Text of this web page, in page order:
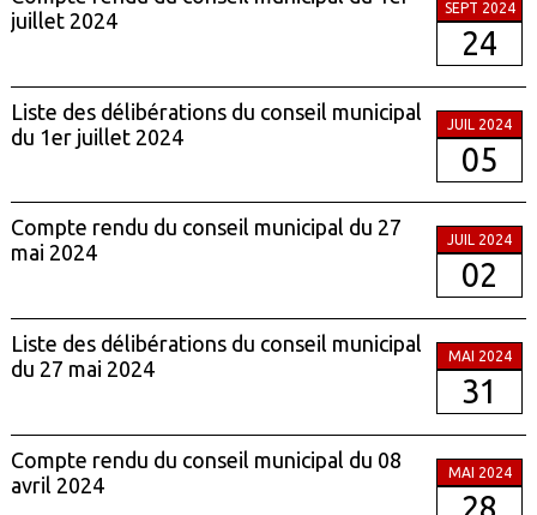
juillet 2024
SEPT 2024
24
Liste des délibérations du conseil municipal
du 1er juillet 2024
JUIL 2024
05
Compte rendu du conseil municipal du 27
mai 2024
JUIL 2024
02
Liste des délibérations du conseil municipal
du 27 mai 2024
MAI 2024
31
Compte rendu du conseil municipal du 08
avril 2024
MAI 2024
28